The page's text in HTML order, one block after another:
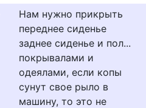
Нам нужно прикрыть
переднее сиденье
заднее сиденье и пол...
покрывалами и
одеялами, если копы
сунут свое рыло в
машину, то это не